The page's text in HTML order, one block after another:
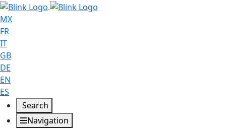
MX
FR
IT
GB
DE
EN
ES
Search
Navigation